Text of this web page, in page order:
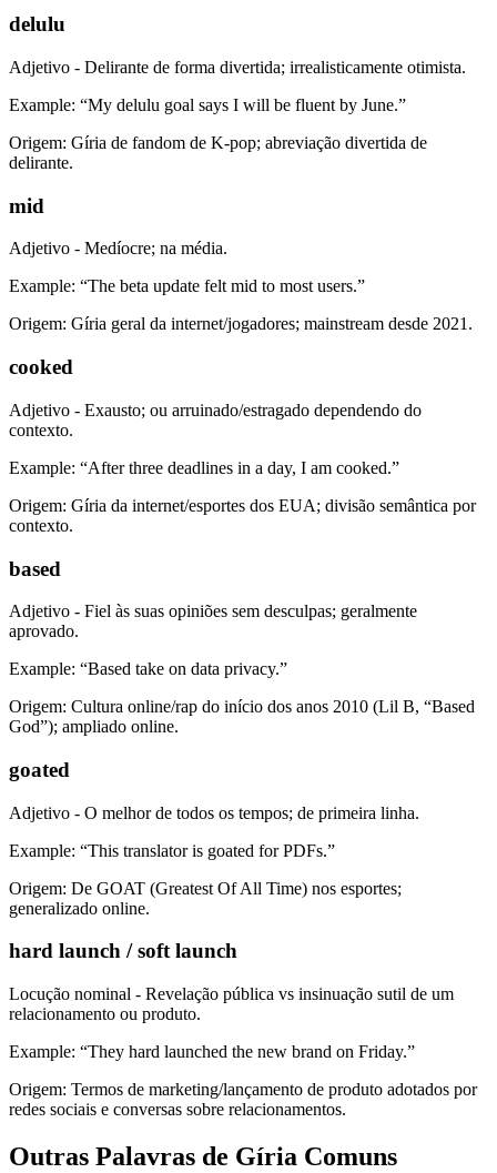
delulu
Adjetivo - Delirante de forma divertida; irrealisticamente otimista.
Example: “My delulu goal says I will be fluent by June.”
Origem: Gíria de fandom de K-pop; abreviação divertida de
delirante.
mid
Adjetivo - Medíocre; na média.
Example: “The beta update felt mid to most users.”
Origem: Gíria geral da internet/jogadores; mainstream desde 2021.
cooked
Adjetivo - Exausto; ou arruinado/estragado dependendo do
contexto.
Example: “After three deadlines in a day, I am cooked.”
Origem: Gíria da internet/esportes dos EUA; divisão semântica por
contexto.
based
Adjetivo - Fiel às suas opiniões sem desculpas; geralmente
aprovado.
Example: “Based take on data privacy.”
Origem: Cultura online/rap do início dos anos 2010 (Lil B, “Based
God”); ampliado online.
goated
Adjetivo - O melhor de todos os tempos; de primeira linha.
Example: “This translator is goated for PDFs.”
Origem: De GOAT (Greatest Of All Time) nos esportes;
generalizado online.
hard launch / soft launch
Locução nominal - Revelação pública vs insinuação sutil de um
relacionamento ou produto.
Example: “They hard launched the new brand on Friday.”
Origem: Termos de marketing/lançamento de produto adotados por
redes sociais e conversas sobre relacionamentos.
Outras Palavras de Gíria Comuns